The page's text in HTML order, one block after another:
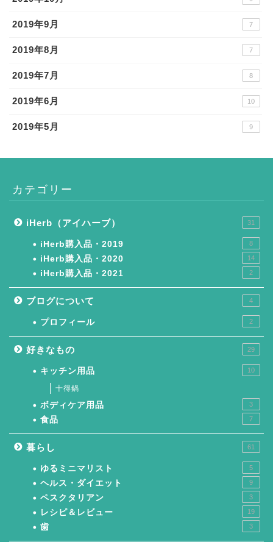
2019年9月 7
2019年8月 7
2019年7月 8
2019年6月 10
2019年5月 9
カテゴリー
iHerb（アイハーブ） 31
iHerb購入品・2019 8
iHerb購入品・2020 14
iHerb購入品・2021 2
ブログについて 4
プロフィール 2
好きなもの 29
キッチン用品 10
十得鍋
ボディケア用品 3
食品 7
暮らし 61
ゆるミニマリスト 5
ヘルス・ダイエット 9
ペスクタリアン 3
レシピ＆レビュー 19
歯 3